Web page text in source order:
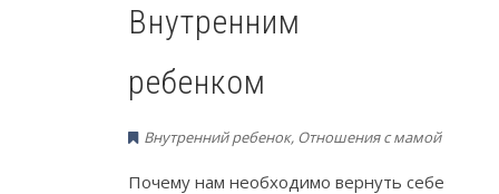
Внутренним
ребенком
Внутренний ребенок, Отношения с мамой
Почему нам необходимо вернуть себе